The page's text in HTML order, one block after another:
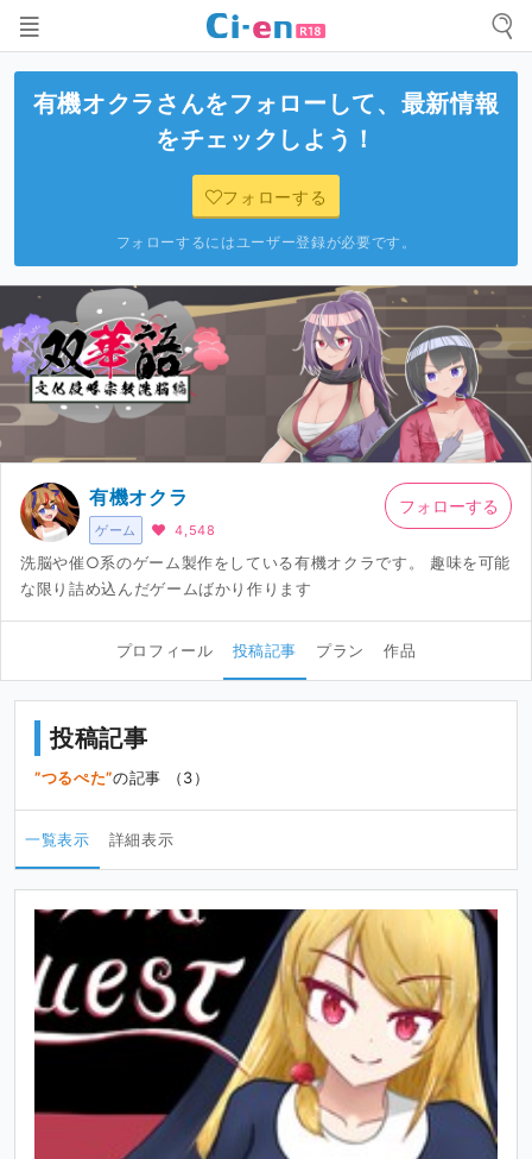
有機オクラ さんをフォローして、最新情報
をチェックしよう！
フォローする
フォローするにはユーザー登録が必要です。
ゲーム
有機オクラ
4,548
洗脳や催○系のゲーム製作をしている有機オクラです。 趣味を可能
な限り詰め込んだゲームばかり作ります
フォローする
プロフィール 投稿記事 プラン 作品
投稿記事
つるぺた の記事 （3）
一覧表示 詳細表示